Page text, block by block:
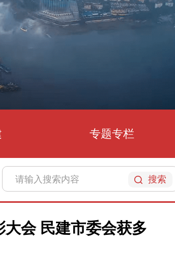
专题专栏
搜索
会 民建市委会获多